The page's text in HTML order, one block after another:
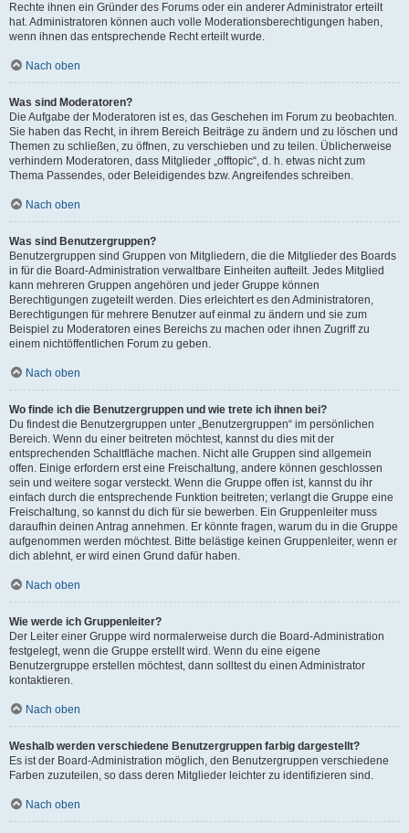
Rechte ihnen ein Gründer des Forums oder ein anderer Administrator erteilt
hat. Administratoren können auch volle Moderationsberechtigungen haben,
wenn ihnen das entsprechende Recht erteilt wurde.
Nach oben
Was sind Moderatoren?
Die Aufgabe der Moderatoren ist es, das Geschehen im Forum zu beobachten.
Sie haben das Recht, in ihrem Bereich Beiträge zu ändern und zu löschen und
Themen zu schließen, zu öffnen, zu verschieben und zu teilen. Üblicherweise
verhindern Moderatoren, dass Mitglieder „offtopic“, d. h. etwas nicht zum
Thema Passendes, oder Beleidigendes bzw. Angreifendes schreiben.
Nach oben
Was sind Benutzergruppen?
Benutzergruppen sind Gruppen von Mitgliedern, die die Mitglieder des Boards
in für die Board-Administration verwaltbare Einheiten aufteilt. Jedes Mitglied
kann mehreren Gruppen angehören und jeder Gruppe können
Berechtigungen zugeteilt werden. Dies erleichtert es den Administratoren,
Berechtigungen für mehrere Benutzer auf einmal zu ändern und sie zum
Beispiel zu Moderatoren eines Bereichs zu machen oder ihnen Zugriff zu
einem nichtöffentlichen Forum zu geben.
Nach oben
Wo finde ich die Benutzergruppen und wie trete ich ihnen bei?
Du findest die Benutzergruppen unter „Benutzergruppen“ im persönlichen
Bereich. Wenn du einer beitreten möchtest, kannst du dies mit der
entsprechenden Schaltfläche machen. Nicht alle Gruppen sind allgemein
offen. Einige erfordern erst eine Freischaltung, andere können geschlossen
sein und weitere sogar versteckt. Wenn die Gruppe offen ist, kannst du ihr
einfach durch die entsprechende Funktion beitreten; verlangt die Gruppe eine
Freischaltung, so kannst du dich für sie bewerben. Ein Gruppenleiter muss
daraufhin deinen Antrag annehmen. Er könnte fragen, warum du in die Gruppe
aufgenommen werden möchtest. Bitte belästige keinen Gruppenleiter, wenn er
dich ablehnt, er wird einen Grund dafür haben.
Nach oben
Wie werde ich Gruppenleiter?
Der Leiter einer Gruppe wird normalerweise durch die Board-Administration
festgelegt, wenn die Gruppe erstellt wird. Wenn du eine eigene
Benutzergruppe erstellen möchtest, dann solltest du einen Administrator
kontaktieren.
Nach oben
Weshalb werden verschiedene Benutzergruppen farbig dargestellt?
Es ist der Board-Administration möglich, den Benutzergruppen verschiedene
Farben zuzuteilen, so dass deren Mitglieder leichter zu identifizieren sind.
Nach oben